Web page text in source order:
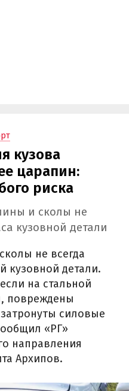
кузова
царапин:
риска
и сколы не
кузовной детали
не всегда
кузовной детали.
на стальной
повреждены
силовые
«РГ»
направления
Архипов.